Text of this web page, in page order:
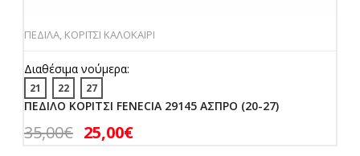
ΠΕΔΙΛΑ, ΚΟΡΙΤΣΙ ΚΑΛΟΚΑΙΡΙ
Διαθέσιμα νούμερα:
21 22 27
ΠΕΔΙΛΟ ΚΟΡΙΤΣΙ FENECIA 29145 ΑΣΠΡΟ (20-27)
35,00€ 25,00€